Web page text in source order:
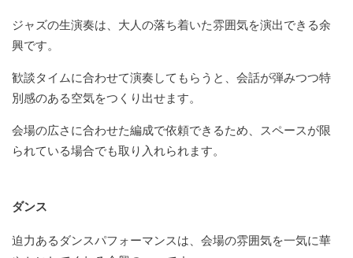
ジャズの生演奏は、大人の落ち着いた雰囲気を演出できる余
興です。
歓談タイムに合わせて演奏してもらうと、会話が弾みつつ特
別感のある空気をつくり出せます。
会場の広さに合わせた編成で依頼できるため、スペースが限
られている場合でも取り入れられます。
ダンス
迫力あるダンスパフォーマンスは、会場の雰囲気を一気に華